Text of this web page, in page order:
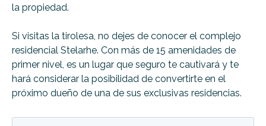
la propiedad.
Si visitas la tirolesa, no dejes de conocer el complejo
residencial Stelarhe. Con más de 15 amenidades de
primer nivel, es un lugar que seguro te cautivará y te
hará considerar la posibilidad de convertirte en el
próximo dueño de una de sus exclusivas residencias.